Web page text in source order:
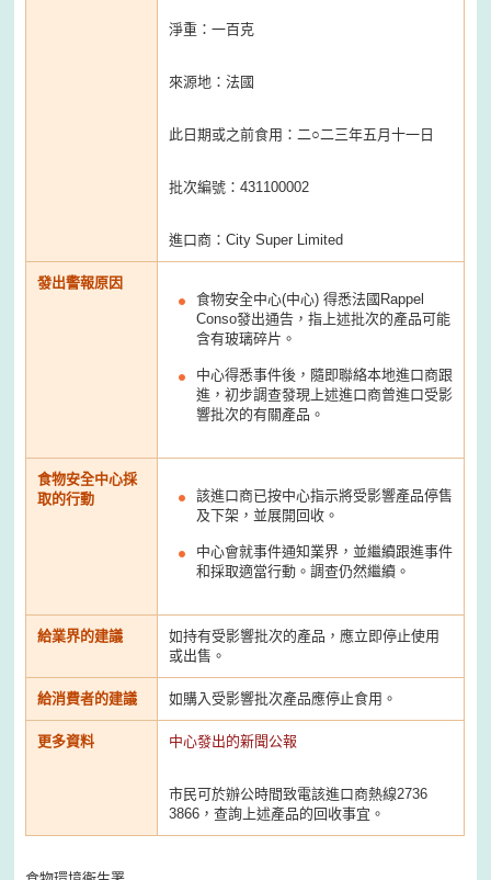
淨重：一百克
來源地：法國
此日期或之前食用：二○二三年五月十一日
批次編號：431100002
進口商：City Super Limited
發出警報原因
食物安全中心(中心) 得悉法國Rappel
Conso發出通告，指上述批次的產品可能
含有玻璃碎片。
中心得悉事件後，隨即聯絡本地進口商跟
進，初步調查發現上述進口商曾進口受影
響批次的有關產品。
食物安全中心採
取的行動
該進口商已按中心指示將受影響產品停售
及下架，並展開回收。
中心會就事件通知業界，並繼續跟進事件
和採取適當行動。調查仍然繼續。
給業界的建議
如持有受影響批次的產品，應立即停止使用
或出售。
給消費者的建議 如購入受影響批次產品應停止食用。
更多資料 中心發出的新聞公報
市民可於辦公時間致電該進口商熱線2736
3866，查詢上述產品的回收事宜。